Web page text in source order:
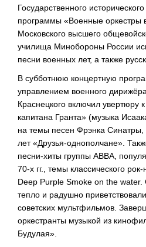
Государственного
программы «Военные оркестры
Московского высшего
училища Минобороны России
песни военных лет, а также
В субботнюю концертную
управлением военного
Краснецкого включил увертюру
капитана Гранта» (музыка
на темы песен Фрэнка
лет«Друзья-однополчане» .
песни-хиты группы АВВА,
70-х гг., темы классического рок-
Deep Purple Smokе on the
тепло и радушно
советских мультфильмов.
оркестранты музыкой из
Будулая».